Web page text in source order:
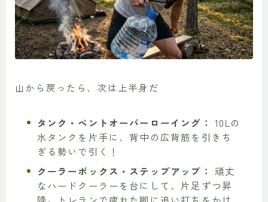
山から戻ったら、次は上半身だ
タンク・ベントオーバーローイング： 10Lの
水タンクを片手に、背中の広背筋を引きち
ぎる勢いで引く！
クーラーボックス・ステップアップ： 頑丈
なハードクーラーを台にして、片足ずつ昇